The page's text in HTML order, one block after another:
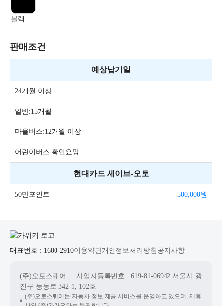
블랙
판매조건
예상납기일
24개월 이상
일반:15개월
마을버스:12개월 이상
어린이버스 확인요망
현대카드 세이브-오토
50만포인트 500,000원
대표번호 : 1600-2910이용약관개인정보처리방침 공지사항
(주)오토스퀘어 : 사업자등록번호 : 619-81-06942 서울시 광
진구 능동로 342-1, 102호
(주)오토스퀘어는 자동차 정보 제공 서비스를 운영하고 있으며, 제휴